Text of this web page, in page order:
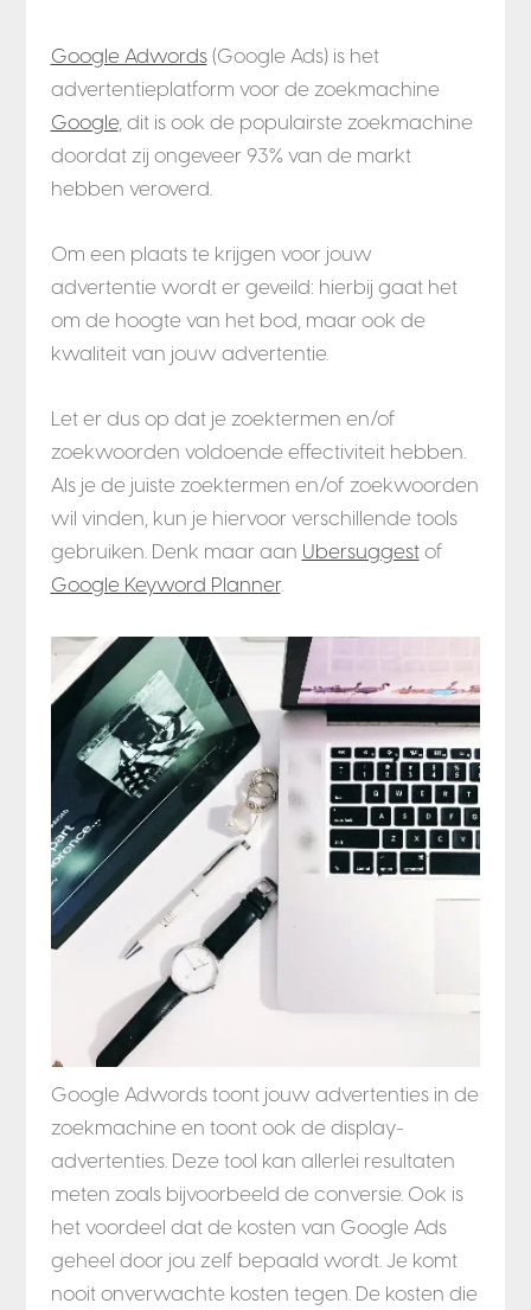
Google Adwords(Google Ads) is het
advertentieplatform voor de zoekmachine
Google, dit is ook de populairste zoekmachine
doordat zij ongeveer 93% van de markt
hebben veroverd.
Om een plaats te krijgen voor jouw
advertentie wordt er geveild: hierbij gaat het
om de hoogte van het bod, maar ook de
kwaliteit van jouw advertentie.
Let er dus op dat je zoektermen en/of
zoekwoorden voldoende effectiviteit hebben.
Als je de juiste zoektermen en/of zoekwoorden
wil vinden, kun je hiervoor verschillende tools
gebruiken. Denk maar aan Ubersuggestof
Google Keyword Planner.
Google Adwords toont jouw advertenties in de
zoekmachine en toont ook de display-
advertenties. Deze tool kan allerlei resultaten
meten zoals bijvoorbeeld de conversie. Ook is
het voordeel dat de kosten van Google Ads
geheel door jou zelf bepaald wordt. Je komt
nooit onverwachte kosten tegen. De kosten die